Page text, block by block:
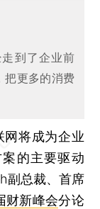
到了企业前
把更多的消费
网将成为企业
的主要驱动
副总裁、首席
财新峰会分论